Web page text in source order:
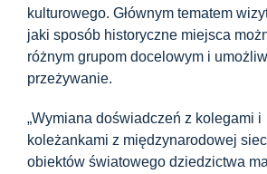
Najnowsze wiadomości
Wydarzenia
Centrum informacyjne
kulturowego. Głównym tematem
jaki sposób historyczne miejsca
różnym grupom docelowym i
przeżywanie.
„Wymiana doświadczeń z kolegami i
koleżankami z międzynarodowej
obiektów światowego dziedzictwa